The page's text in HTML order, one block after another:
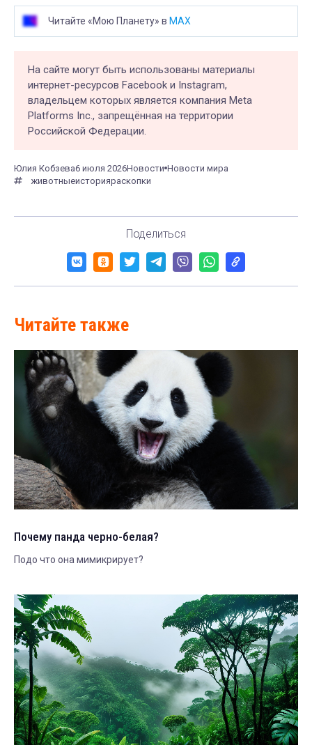
Читайте «Мою Планету» в MAX
На сайте могут быть использованы материалы
интернет-ресурсов Facebook и Instagram,
владельцем которых является компания Meta
Platforms Inc., запрещённая на территории
Российской Федерации.
Юлия Кобзева6 июля 2026Новости Новости мира
животныеисторияраскопки
Поделиться
Читайте также
Почему панда черно-белая?
Подо что она мимикрирует?